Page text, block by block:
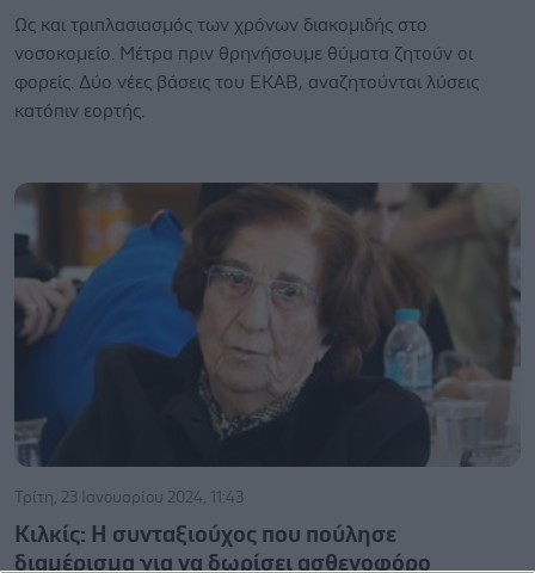
Ως και τριπλασιασμός των χρόνων διακομιδής στο
νοσοκομείο. Μέτρα πριν θρηνήσουμε θύματα ζητούν οι
φορείς. Δύο νέες βάσεις του ΕΚΑΒ, αναζητούνται λύσεις
κατόπιν εορτής.
Τρίτη, 23 Ιανουαρίου 2024, 11:43
Κιλκίς: Η συνταξιούχος που πούλησε
διαμέρισμα για να δωρίσει ασθενοφόρο